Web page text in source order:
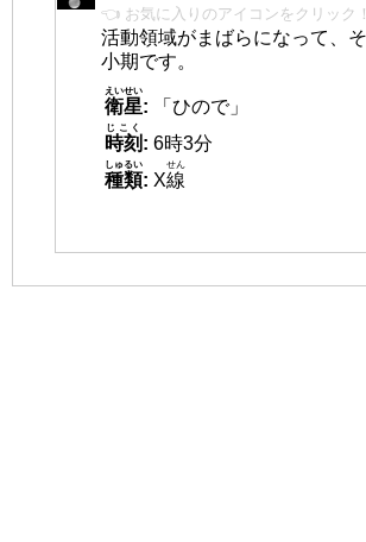
👈 お気に入りのアイコンをクリック！
活動領域がまばらになって、
小期です。
衛星
えいせい
:
「ひので」
時刻
じこく
: 6時3分
種類
しゅるい
: X線
せん